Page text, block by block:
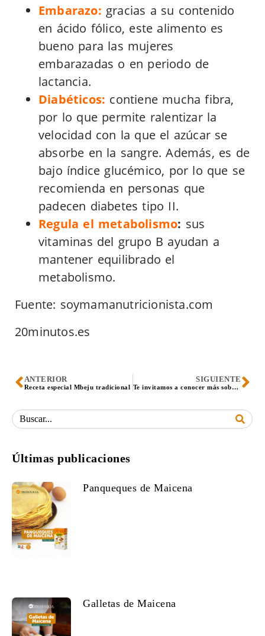
Embarazo: gracias a su contenido
en ácido fólico, este alimento es
bueno para las mujeres
embarazadas o en periodo de
lactancia.
Diabéticos: contiene mucha fibra,
por lo que permite ralentizar la
velocidad con la que el azúcar se
absorbe en la sangre. Además, es de
bajo índice glucémico, por lo que se
recomienda en personas que
padecen diabetes tipo II.
Regula el metabolismo: sus
vitaminas del grupo B ayudan a
mantener equilibrado el
metabolismo.
Fuente: soymamanutricionista.com
20minutos.es
ANTERIOR
Receta especial Mbeju tradicional
SIGUIENTE
Te invitamos a conocer más sobre el almidón de maíz
Últimas publicaciones
Panqueques de Maicena
Galletas de Maicena